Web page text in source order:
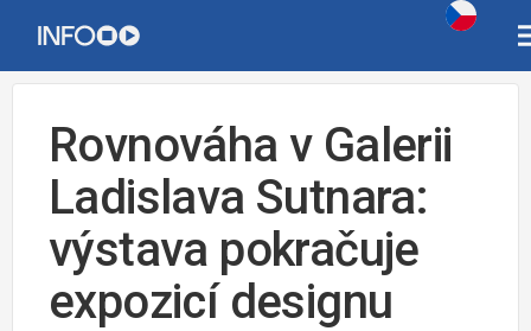
Rovnováha v Galerii
Ladislava Sutnara:
výstava pokračuje
expozicí designu